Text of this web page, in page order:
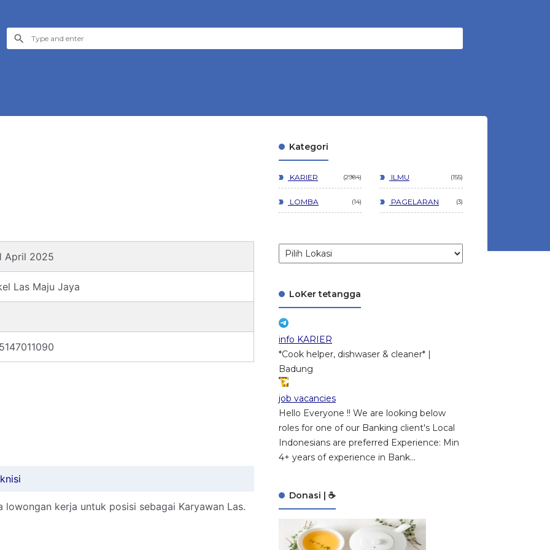
April 2025
Las Maju Jaya
kerja untuk posisi sebagai Karyawan Las.
Kategori
KARIER 2984 ILMU 155
LOMBA 14 PAGELARAN 3
LoKer tetangga
info KARIER
*Cook helper, dishwaser & cleaner* |
Badung
job vacancies
Hello Everyone !! We are looking below
roles for one of our Banking client's Local
Indonesians are preferred Experience: Min
4+ years of experience in Bank...
Donasi | ☕